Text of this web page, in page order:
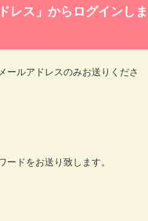
レス」からログインしま
ールアドレスのみお送りくださ
ードをお送り致します。